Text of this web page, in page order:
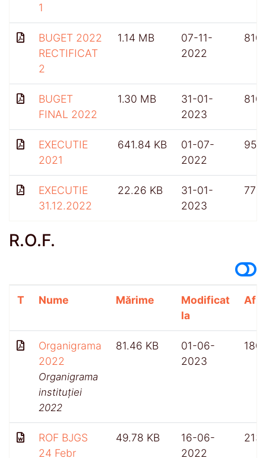
1
BUGET 2022
RECTIFICAT
2
1.14 MB
07-11-
2022
810
BUGET
FINAL 2022
1.30 MB
31-01-
2023
810
EXECUTIE
2021
641.84 KB
01-07-
2022
953
EXECUTIE
31.12.2022
22.26 KB
31-01-
2023
775
R.O.F.
T Nume Mărime
Modificat
la
Organigrama
2022
Organigrama
instituției
2022
81.46 KB
01-06-
2023
ROF BJGS
24 Febr
49.78 KB
16-06-
2022